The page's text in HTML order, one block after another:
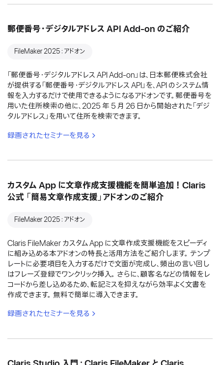
郵便番号・デジタルアドレス API Add-on のご紹介
FileMaker 2025：アドオン
「郵便番号・デジタルアドレス API Add-on」は、日本郵便株式会社
が提供する「郵便番号・デジタルアドレス API」を、API のシステム情
報を入力するだけで使用できるようになるアドオンです。郵便番号を
用いた住所検索の他に、2025 年 5 月 26 日から開始された「デジ
タルアドレス」を用いて住所を検索できます。
録画されたセミナーを見る
カスタム App に文章作成支援機能を簡単追加！Claris
公式 「簡易文章作成支援」アドオンのご紹介
FileMaker 2025：アドオン
Claris FileMaker カスタム App に文章作成支援機能をスピーディ
に組み込める本アドオンの特長と活用方法をご紹介します。 テンプ
レートに必要項目を入力するだけで文面が完成し、頻出の言い回し
はフレーズ登録でワンクリック挿入。 さらに、顧客名などの情報をレ
コードから差し込めるため、転記ミスを抑えながら効率よく文書を
作成できます。 無料で簡単に導入できます。
録画されたセミナーを見る